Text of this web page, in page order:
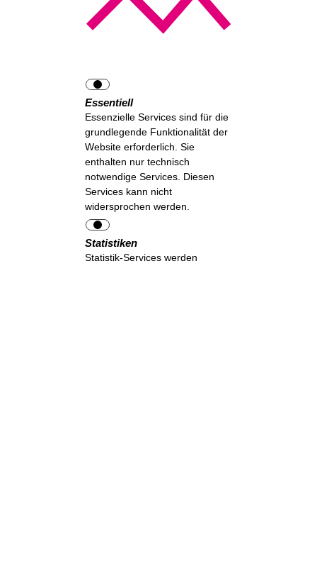
Essentiell
Essenzielle Services sind für die
grundlegende Funktionalität der
Website erforderlich. Sie
enthalten nur technisch
notwendige Services. Diesen
Services kann nicht
widersprochen werden.
Statistiken
Statistik-Services werden